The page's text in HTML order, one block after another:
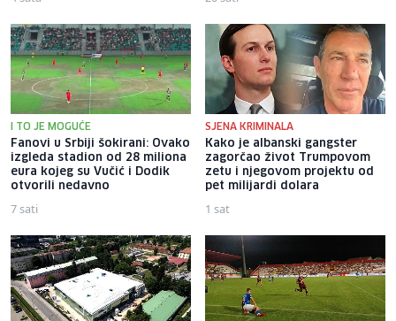
I TO JE MOGUĆE
Fanovi u Srbiji šokirani: Ovako
izgleda stadion od 28 miliona
eura kojeg su Vučić i Dodik
otvorili nedavno
7 sati
SJENA KRIMINALA
Kako je albanski gangster
zagorčao život Trumpovom
zetu i njegovom projektu od
pet milijardi dolara
1 sat